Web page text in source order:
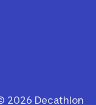
2026 Decathlon